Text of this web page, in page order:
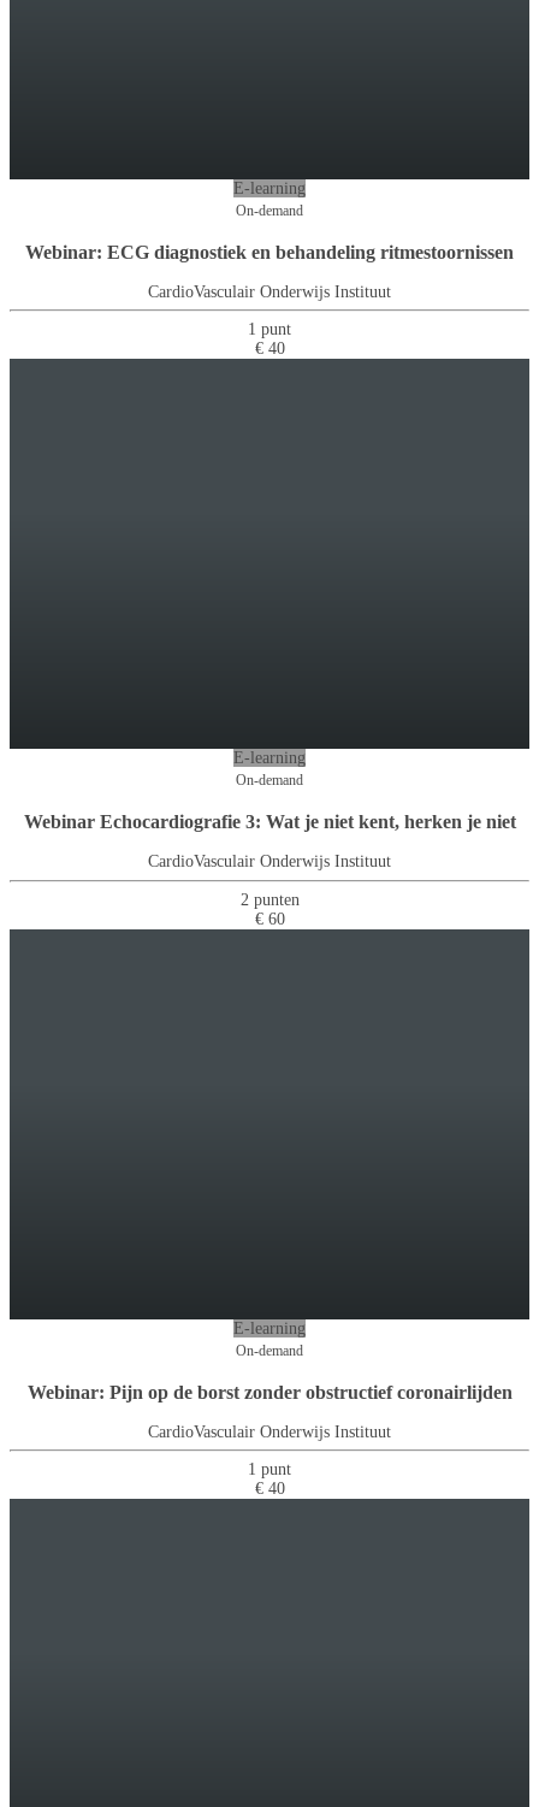
E-learning
On-demand
Webinar: ECG diagnostiek en behandeling ritmestoornissen
CardioVasculair Onderwijs Instituut
1 punt
€ 40
E-learning
On-demand
Webinar Echocardiografie 3: Wat je niet kent, herken je niet
CardioVasculair Onderwijs Instituut
2 punten
€ 60
E-learning
On-demand
Webinar: Pijn op de borst zonder obstructief coronairlijden
CardioVasculair Onderwijs Instituut
1 punt
€ 40